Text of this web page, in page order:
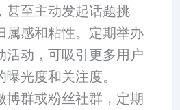
甚至主动发起话题挑
属感和粘性。定期举办
活动，可吸引更多用户
光度和关注度。
博群或粉丝社群，定期